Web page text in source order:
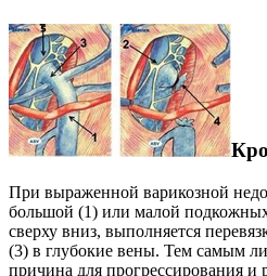
При выраженной варикозной
большой (1) или малой
сверху вниз, выполняется
(3) в глубокие вены. Тем самым
причина для прогрессирования и